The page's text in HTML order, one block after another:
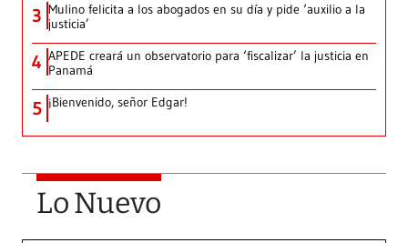
3 Mulino felicita a los abogados en su día y pide ‘auxilio a la
justicia’
4 APEDE creará un observatorio para ‘fiscalizar’ la justicia en
Panamá
5 ¡Bienvenido, señor Edgar!
Lo Nuevo